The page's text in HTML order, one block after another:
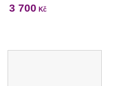
3 700 Kč